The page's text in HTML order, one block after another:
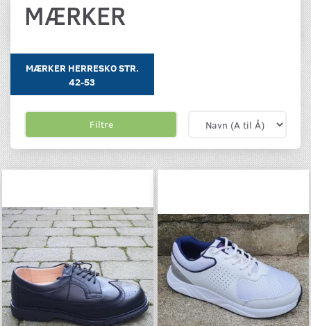
MÆRKER
MÆRKER HERRESKO STR.
42-53
Filtre